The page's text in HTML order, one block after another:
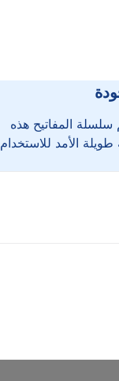
المفاتيح هذه
الأمد للاستخدام